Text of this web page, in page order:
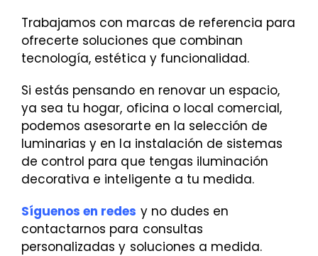
Trabajamos con marcas de referencia para
ofrecerte soluciones que combinan
tecnología, estética y funcionalidad.
Si estás pensando en renovar un espacio,
ya sea tu hogar, oficina o local comercial,
podemos asesorarte en la selección de
luminarias y en la instalación de sistemas
de control para que tengas iluminación
decorativa e inteligente a tu medida.
Síguenos en redes y no dudes en
contactarnos para consultas
personalizadas y soluciones a medida.